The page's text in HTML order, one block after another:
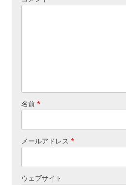
名前 *
メールアドレス *
ウェブサイト